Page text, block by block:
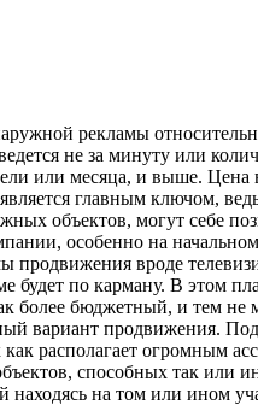
рекламы
не за минуту или
или месяца, и выше. Цена
главным ключом,
объектов, могут себе
особенно на начальном
продвижения вроде
будет по карману. В этом
более бюджетный, и тем не
вариант продвижения.
как располагает огромным
способных так или
находясь на том или ином